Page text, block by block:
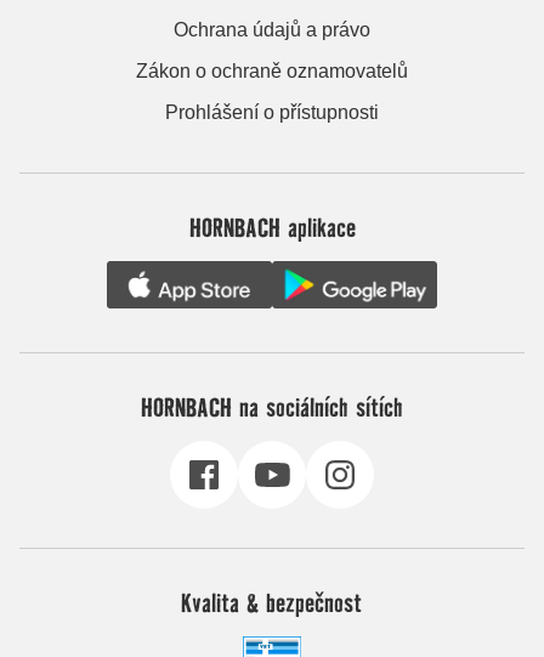
Ochrana údajů a právo
Zákon o ochraně oznamovatelů
Prohlášení o přístupnosti
HORNBACH aplikace
HORNBACH na sociálních sítích
Kvalita & bezpečnost